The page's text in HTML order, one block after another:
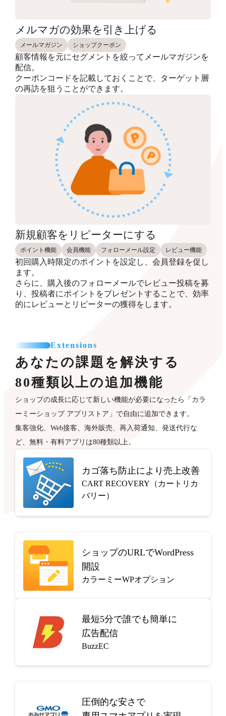
メルマガの効果を引き上げる
メールマガジン ショップクーポン
顧客情報を元にセグメントを絞ってメールマガジンを
配信。
クーポンコードを記載しておくことで、ターゲット層
の再訪を狙うことができます。
新規顧客をリピーターにする
ポイント機能 会員機能 フォローメール設定 レビュー機能
初回購入時限定のポイントを設定し、会員登録を促し
ます。
さらに、購入後のフォローメールでレビュー投稿を募
り、投稿者にポイントをプレゼントすることで、効率
的にレビューとリピーターの獲得をします。
Extensions
あなたの課題を解決する
80種類以上の追加機能
ショップの成長に応じて新しい機能が必要になったら「カラ
ーミーショップ アプリストア」で自由に追加できます。
集客強化、Web接客、海外販売、再入荷通知、発送代行な
ど、無料・有料アプリは80種類以上。
カゴ落ち防止により売上改善
CART RECOVERY（カートリカ
バリー）
ショップのURLでWordPress
開設
カラーミーWPオプション
最短5分で誰でも簡単に
広告配信
BuzzEC
圧倒的な安さで